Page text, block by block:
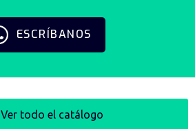
ESCRÍBANOS
Ver todo el catálogo